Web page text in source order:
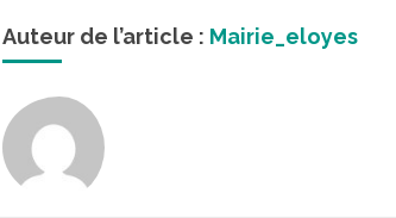
Auteur de l’article : Mairie_eloyes